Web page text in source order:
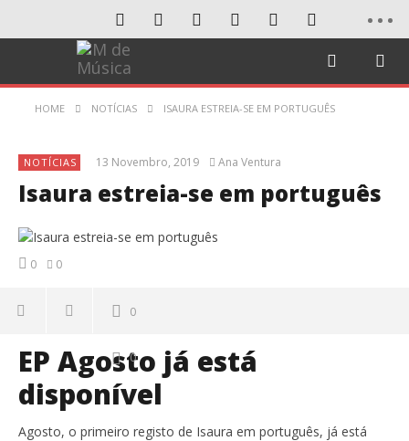
HOME NOTÍCIAS ISAURA ESTREIA-SE EM PORTUGUÊS
NOTÍCIAS 13 Novembro, 2019 Ana Ventura
Isaura estreia-se em português
0 0
0
0
EP Agosto já está
disponível
Agosto, o primeiro registo de Isaura em português, já está